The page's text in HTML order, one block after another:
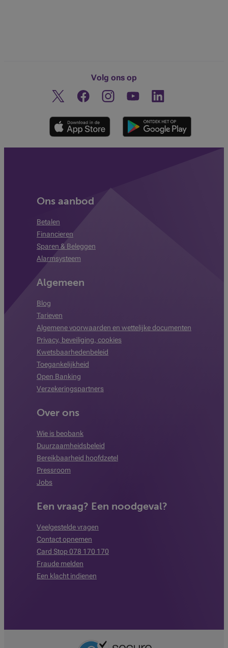
Volg ons op
Twitter FacebookInstagramOntdek ons YouTube-kanaal
Linkedin
Ons aanbod
Betalen
Financieren
Sparen & Beleggen
Alarmsysteem
Algemeen
Blog
Tarieven
Algemene voorwaarden en wettelijke documenten
Privacy, beveiliging, cookies
Kwetsbaarhedenbeleid
Toegankelijkheid
Open Banking
Verzekeringspartners
Over ons
Wie is beobank
Duurzaamheidsbeleid
Bereikbaarheid hoofdzetel
Pressroom
Jobs
Een vraag? Een noodgeval?
Veelgestelde vragen
Contact opnemen
Card Stop 078 170 170
Fraude melden
Een klacht indienen